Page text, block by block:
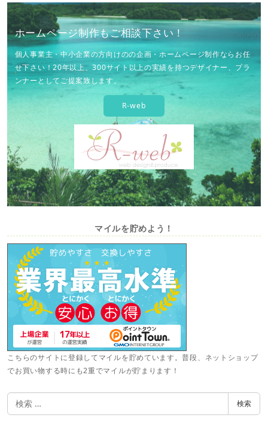
ホームページ制作もご相談下さい！
個人事業主・中小企業の方向けのの企画・ホームページ制作ならお任
せ下さい！20年以上、300サイト以上の実績を持つデザイナー、プラ
ンナーとしてご提案致します。
R-web
マイルを貯めよう！
こちらのサイトに登録してマイルを貯めています。普段、ネットショップ
でお買い物する時にも2重でマイルが貯まります！
検
索
検索